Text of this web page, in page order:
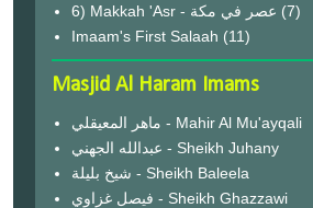
6) Makkah 'Asr - عصر في مكة (7)
Imaam's First Salaah (11)
Masjid Al Haram Imams
ماهر المعيقلي - Mahir Al Mu'ayqali
عبدالله الجهني - Sheikh Juhany
شيخ بليلة - Sheikh Baleela
فيصل غزاوي - Sheikh Ghazzawi